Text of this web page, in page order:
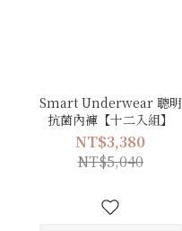
Smart Underwear 聰明
抗菌內褲【十二入組】
NT$3,380
NT$5,040